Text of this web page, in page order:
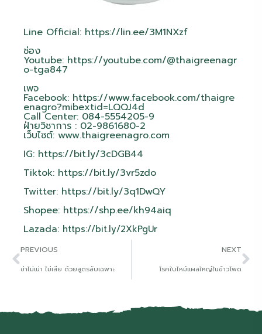
Line Official: https://lin.ee/3M1NXzf
ช่อง
Youtube: https://youtube.com/@thaigreenagr
o-tga847
เพจ
Facebook: https://www.facebook.com/thaigre
enagro?mibextid=LQQJ4d
Call Center: 084-5554205-9
ฝ่ายวิชาการ : 02-9861680-2
เว็บไซต์: www.thaigreenagro.com
IG: https://bit.ly/3cDGB44
Tiktok: https://bit.ly/3vr5zdo
Twitter: https://bit.ly/3q1DwQY
Shopee: https://shp.ee/kh94aiq
Lazada: https://bit.ly/2XkPgUr
PREVIOUS
ข่าไม่เน่า ไม่เสีย ด้วยสูตรลับเฉพาะ
NEXT
โรคใบไหม้แผลใหญ่ในข้าวโพด